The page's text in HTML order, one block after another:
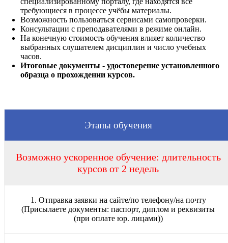
требующиеся в процессе учёбы материалы.
Возможность пользоваться сервисами самопроверки.
Консультации с преподавателями в режиме онлайн.
На конечную стоимость обучения влияет количество
выбранных слушателем дисциплин и число учебных
часов.
Итоговые документы - удостоверение установленного
образца о прохождении курсов.
Этапы обучения
Возможно ускоренное обучение: длительность
курсов от 2 недель
1. Отправка заявки на сайте/по телефону/на почту
(Присылаете документы: паспорт, диплом и реквизиты
(при оплате юр. лицами))